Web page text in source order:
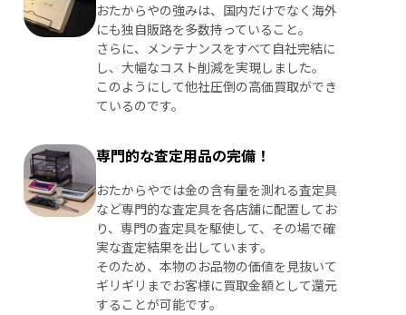
おたからやの強みは、国内だけでなく海外
にも独自販路を多数持っていること。
さらに、メンテナンスをすべて自社完結に
し、大幅なコスト削減を実現しました。
このようにして他社圧倒の高価買取ができ
ているのです。
専門的な査定用品の完備！
おたからやでは金の含有量を測れる査定具
など専門的な査定具を各店舗に配置してお
り、専門の査定具を駆使して、その場で確
実な査定結果を出しています。
そのため、本物のお品物の価値を見抜いて
ギリギリまでお客様に買取金額として還元
することが可能です。